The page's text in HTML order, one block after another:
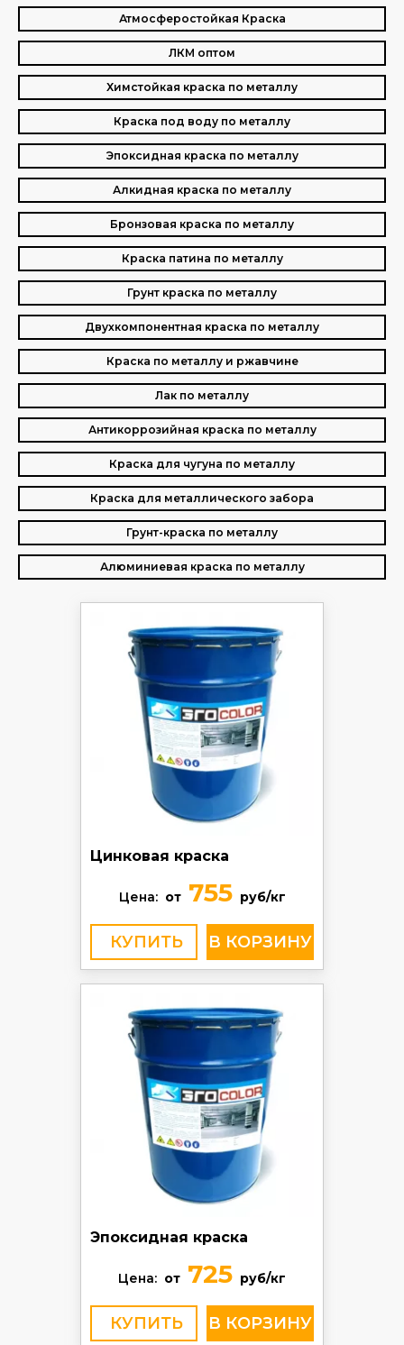
Атмосферостойкая Краска
ЛКМ оптом
Химстойкая краска по металлу
Краска под воду по металлу
Эпоксидная краска по металлу
Алкидная краска по металлу
Бронзовая краска по металлу
Краска патина по металлу
Грунт краска по металлу
Двухкомпонентная краска по металлу
Краска по металлу и ржавчине
Лак по металлу
Антикоррозийная краска по металлу
Краска для чугуна по металлу
Краска для металлического забора
Грунт-краска по металлу
Алюминиевая краска по металлу
Цинковая краска
Цена: от755 руб/кг
КУПИТЬ
Эпоксидная краска
Цена: от 725 руб/кг
КУПИТЬ